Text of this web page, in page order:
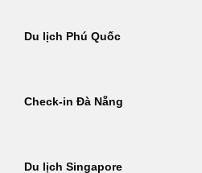
Du lịch Phú Quốc
Check-in Đà Nẵng
Du lịch Singapore